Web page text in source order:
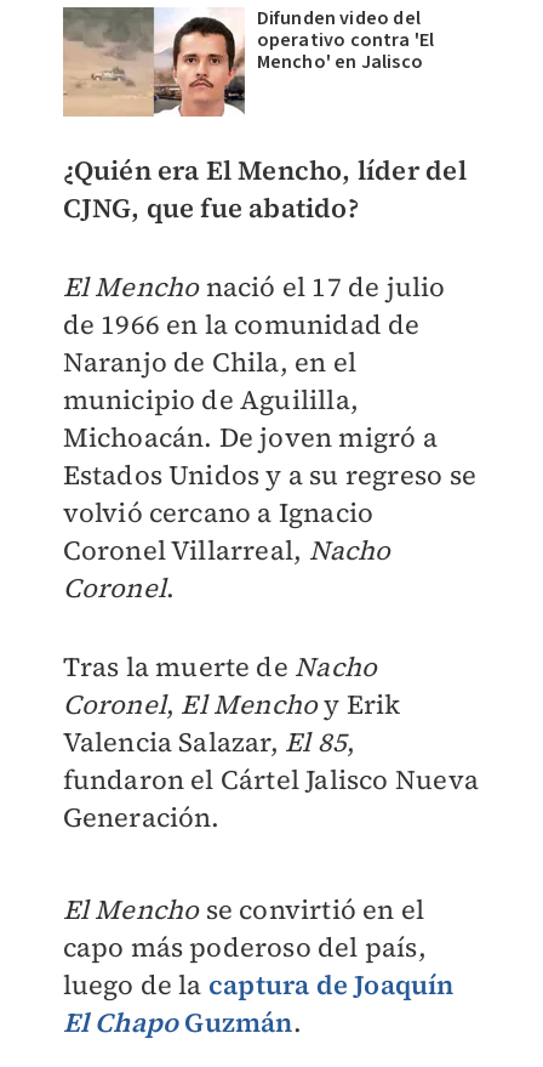
Difunden video del
operativo contra 'El
Mencho' en Jalisco
¿Quién era El Mencho, líder del
CJNG, que fue abatido?
El Menchonació el 17 de julio
de 1966 en la comunidad de
Naranjo de Chila, en el
municipio de Aguililla,
Michoacán. De joven migró a
Estados Unidos y a su regreso se
volvió cercano a Ignacio
Coronel Villarreal, Nacho
Coronel.
Tras la muerte de Nacho
Coronel, El Menchoy Erik
Valencia Salazar, El 85,
fundaron el Cártel Jalisco Nueva
Generación.
El Menchose convirtió en el
capo más poderoso del país,
luego de la captura de Joaquín
El ChapoGuzmán.